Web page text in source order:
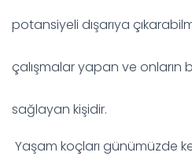
potansiyeli dışarıya
çalışmalar yapan ve onların
sağlayan kişidir.
Yaşam koçları günümüzde